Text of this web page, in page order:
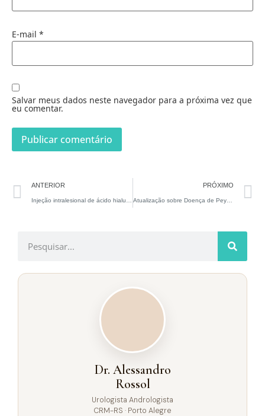
E-mail *
Salvar meus dados neste navegador para a próxima vez que
eu comentar.
ANTERIOR PRÓXIMO
Atualização sobre Doença de Peyronie em artigo publicado na Impotence Research pelo Dr. Lawrence Levine
Dr. Alessandro
Rossol
Urologista Andrologista
CRM-RS · Porto Alegre